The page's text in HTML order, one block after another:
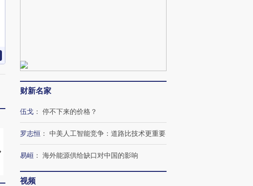
视线｜HYROX的吸金
术：是什么让中产们甘
心“花钱找虐”？
马航飞行员跨国走私7万
粒摇头丸 尿检体内含3种
毒品
育部长拱下台
财新名家
伍戈 ： 停不下来的价格？
罗志恒 ： 中美人工智能竞争：道路比技术更重要
易峘 ： 海外能源供给缺口对中国的影响
视频